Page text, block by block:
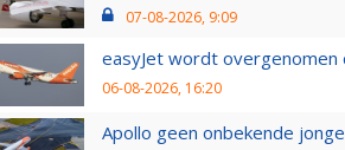
07-08-2026, 9:09
easyJet wordt overgenomen
06-08-2026, 16:20
Apollo geen onbekende